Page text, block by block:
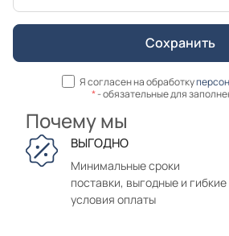
Я согласен на обработку
*- обязательные для
Почему мы
ВЫГОДНО
Минимальные сроки
поставки, выгодные и гибкие
условия оплаты